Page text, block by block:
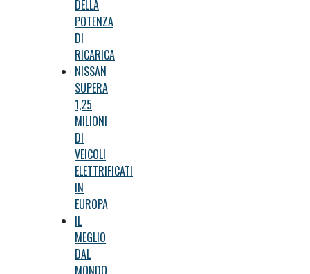
DELLA
POTENZA
DI
RICARICA
NISSAN
SUPERA
1,25
MILIONI
DI
VEICOLI
ELETTRIFICATI
IN
EUROPA
IL
MEGLIO
DAL
MONDO